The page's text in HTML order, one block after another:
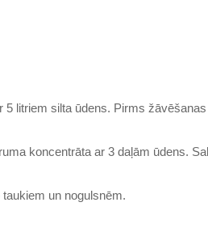
litriem silta ūdens. Pirms
koncentrāta ar 3 daļām ūdens.
un nogulsnēm.